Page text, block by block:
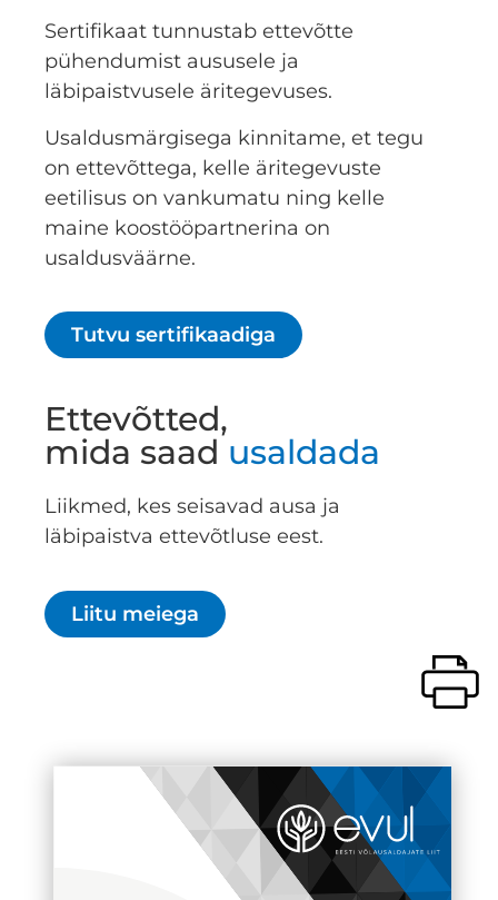
Sertifikaat tunnustab ettevõtte
pühendumist aususele ja
läbipaistvusele äritegevuses.
Usaldusmärgisega kinnitame, et tegu
on ettevõttega, kelle äritegevuste
eetilisus on vankumatu ning kelle
maine koostööpartnerina on
usaldusväärne.
Tutvu sertifikaadiga
Ettevõtted,
mida saad usaldada
Liikmed, kes seisavad ausa ja
läbipaistva ettevõtluse eest.
Liitu meiega